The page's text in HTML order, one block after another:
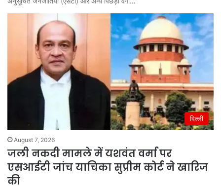
दिल्ली
August 7, 2026
जली नकदी मामले में यशवंत वर्मा पर
एसआईटी जांच याचिका सुप्रीम कोर्ट ने खारिज
की